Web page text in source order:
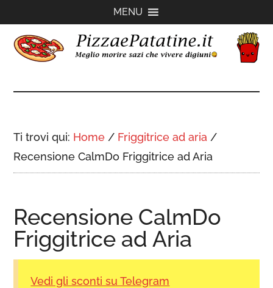
contenuto
barra
piè
MENU
PizzaePatatine.it
Ti trovi qui: Home / Friggitrice ad aria /
Recensione CalmDo Friggitrice ad Aria
Recensione CalmDo
Friggitrice ad Aria
Vedi gli sconti su Telegram